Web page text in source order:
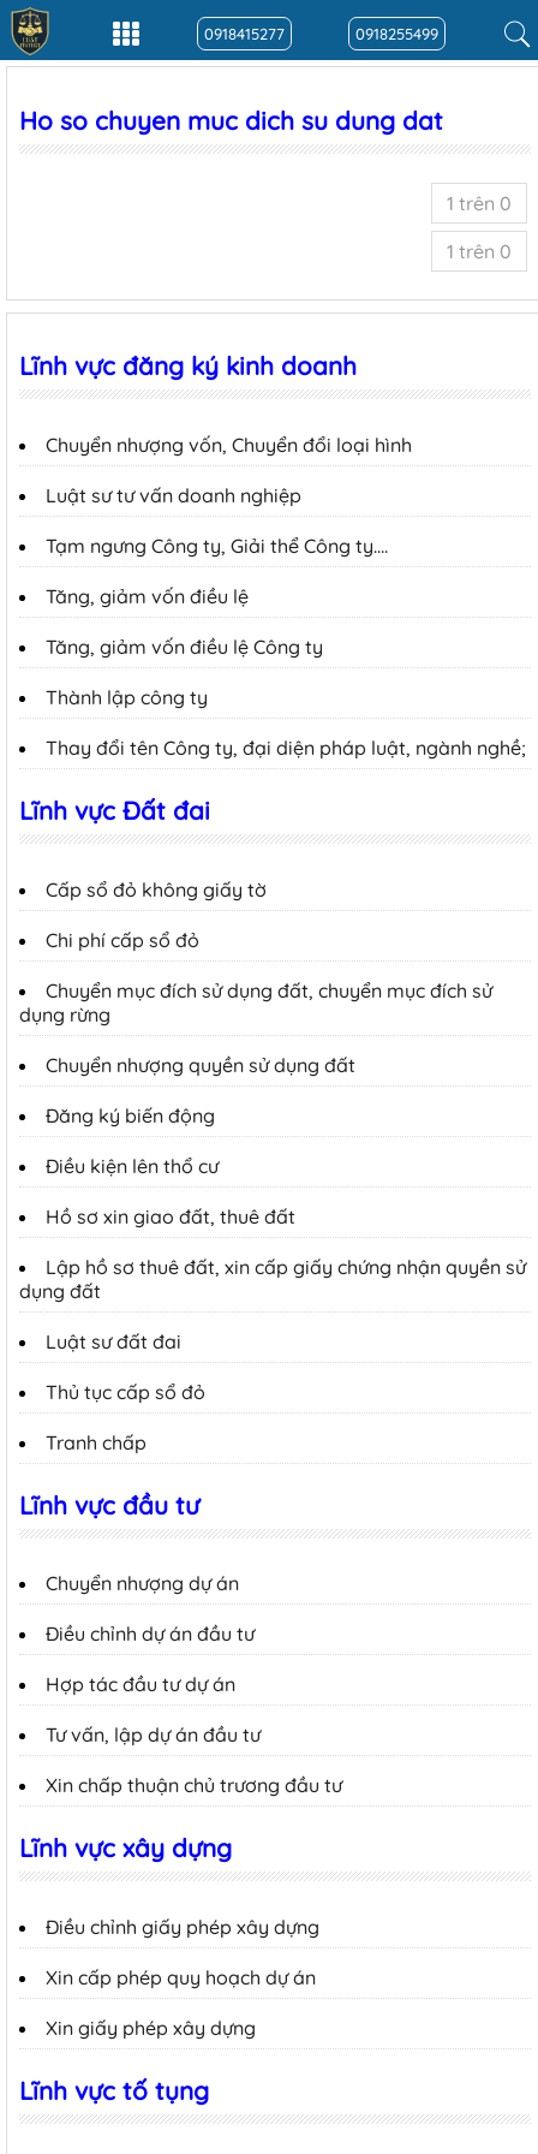
0918415277 0918255499
Ho so chuyen muc dich su dung dat
1 trên 0
1 trên 0
Lĩnh vực đăng ký kinh doanh
Chuyển nhượng vốn, Chuyển đổi loại hình
Luật sư tư vấn doanh nghiệp
Tạm ngưng Công ty, Giải thể Công ty….
Tăng, giảm vốn điều lệ
Tăng, giảm vốn điều lệ Công ty
Thành lập công ty
Thay đổi tên Công ty, đại diện pháp luật, ngành nghề;
Lĩnh vực Đất đai
Cấp sổ đỏ không giấy tờ
Chi phí cấp sổ đỏ
Chuyển mục đích sử dụng đất, chuyển mục đích sử
dụng rừng
Chuyển nhượng quyền sử dụng đất
Đăng ký biến động
Điều kiện lên thổ cư
Hồ sơ xin giao đất, thuê đất
Lập hồ sơ thuê đất, xin cấp giấy chứng nhận quyền sử
dụng đất
Luật sư đất đai
Thủ tục cấp sổ đỏ
Tranh chấp
Lĩnh vực đầu tư
Chuyển nhượng dự án
Điều chỉnh dự án đầu tư
Hợp tác đầu tư dự án
Tư vấn, lập dự án đầu tư
Xin chấp thuận chủ trương đầu tư
Lĩnh vực xây dựng
Điều chỉnh giấy phép xây dựng
Xin cấp phép quy hoạch dự án
Xin giấy phép xây dựng
Lĩnh vực tố tụng